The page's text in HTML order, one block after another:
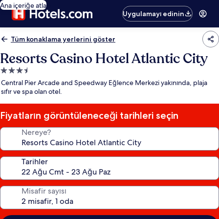
Ana içeriğe atla
Uygulamayı edinin
Tüm konaklama yerlerini göster
Resorts Casino Hotel Atlantic City
3.5
yıldızlı
konaklama
yeri
Central Pier Arcade and Speedway Eğlence Merkezi yakınında, plaja
sıfır ve spa olan otel.
Fiyatların görüntüleneceği tarihleri seçin
Nereye?
Tarihler
Misafir sayısı